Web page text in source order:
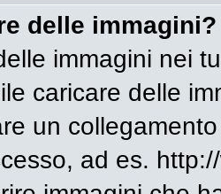
delle immagini?
immagini nei
caricare delle
un
ad es.